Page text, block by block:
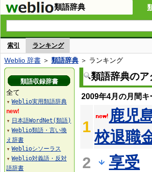
類語辞典
索引 ランキング
Weblio 辞書 ＞ 類語辞典 ＞ ランキング
類語辞典の
2009年4月の月間
1
鹿児
校退職
2
享受
類語収録辞書
全て
▼ Weblio実用類語辞典
new!
▼ 日本語WordNet(類語)
▼ Weblio類語・言い換
え辞書
▼ Weblioシソーラス
▼ Weblio対義語・反対
語辞書